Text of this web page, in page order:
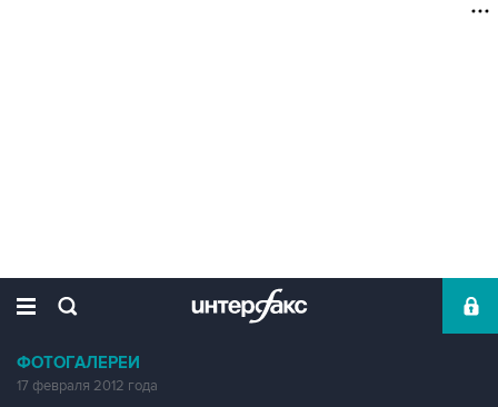
ФОТОГАЛЕРЕИ
17 февраля 2012 года